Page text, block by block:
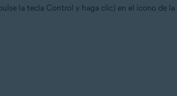
la tecla Control y haga clic) en el icono de la